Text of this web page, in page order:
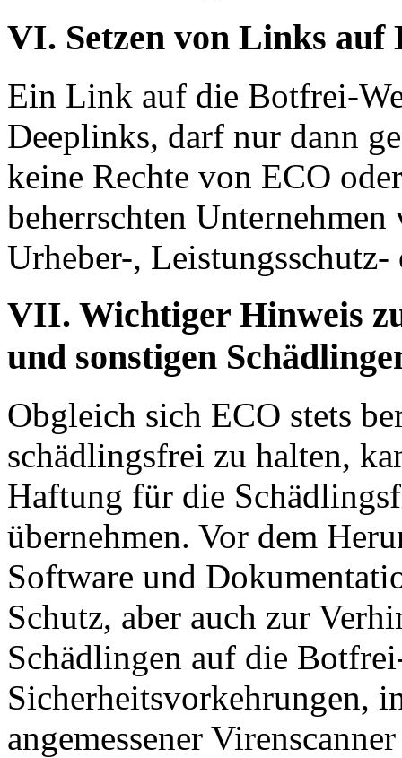
VI. Setzen von Links auf
Ein Link auf die Botfrei-
Deeplinks, darf nur dann
keine Rechte von ECO
beherrschten
Urheber-,
VII. Wichtiger Hinweis
und sonstigen
Obgleich sich ECO stets
schädlingsfrei zu halten,
Haftung für die
übernehmen. Vor dem
Software und
Schutz, aber auch zur
Schädlingen auf die
Sicherheitsvorkehrungen,
angemessener